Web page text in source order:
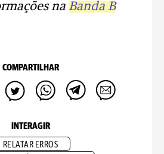
na Banda B
COMPARTILHAR
INTERAGIR
RELATAR ERROS